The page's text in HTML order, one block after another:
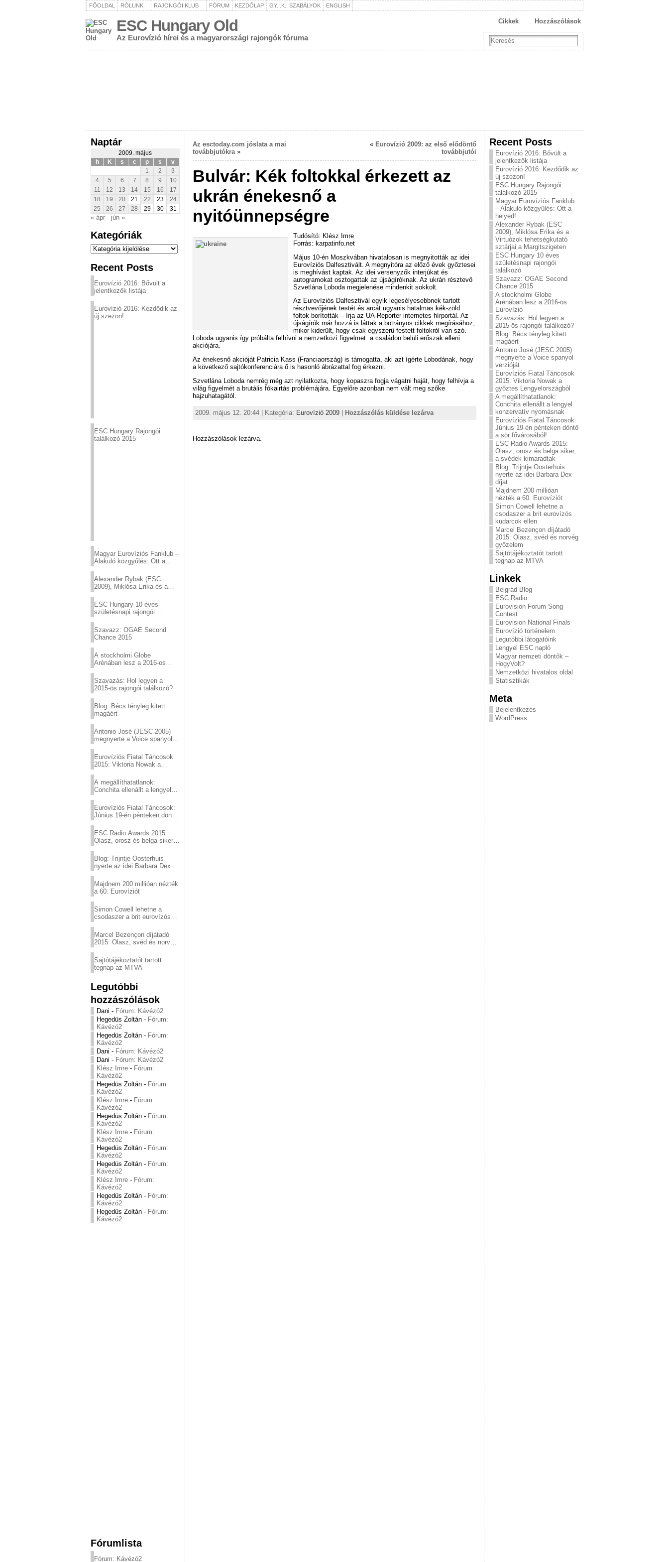
FŐOLDAL RÓLUNK RAJONGÓI KLUB FÓRUM KEZDŐLAP GY.I.K., SZABÁLYOK ENGLISH
ESC Hungary Old
Az Eurovízió hírei és a magyarországi rajongók fóruma
Hozzászólások
Cikkek
Naptár
2009. május
h
K s c p s
v
1
2
3
4
5 6 7 8 9
10
11
12 13 14 15 16
17
18
19 20 21 22 23
24
25
26 27 28 29 30 31
« ápr jún »
Kategóriák
Kategóriák
Recent Posts
Eurovízió 2016: Bővült a
jelentkezők listája
Eurovízió 2016: Kezdődik az
új szezon!
ESC Hungary Rajongói
találkozó 2015
Magyar Eurovíziós Fanklub –
Alakuló közgyűlés: Ott a
Alexander Rybak (ESC
2009), Miklósa Erika és a
sztárjai a Margitszigeten
ESC Hungary 10 éves
születésnapi rajongói
Szavazz: OGAE Second
Chance 2015
A stockholmi Globe
Arénában lesz a 2016-os
Szavazás: Hol legyen a
2015-ös rajongói találkozó?
Blog: Bécs tényleg kitett
magáért
Antonio José (JESC 2005)
megnyerte a Voice spanyol
Eurovíziós Fiatal Táncosok
2015: Viktoria Nowak a
A megállíthatatlanok:
Conchita ellenállt a lengyel
Eurovíziós Fiatal Táncosok:
Június 19-én pénteken döntő
ESC Radio Awards 2015:
Olasz, orosz és belga siker,
Blog: Trijntje Oosterhuis
nyerte az idei Barbara Dex
Majdnem 200 millióan nézték
a 60. Eurovíziót
Simon Cowell lehetne a
csodaszer a brit eurovízós
Marcel Bezençon díjátadó
2015: Olasz, svéd és norvég
Sajtótájékoztatót tartott
tegnap az MTVA
Legutóbbi
hozzászólások
Dani - Fórum: Kávézó2
Hegedüs Zoltán - Fórum:
Kávézó2
Hegedüs Zoltán - Fórum:
Kávézó2
Dani - Fórum: Kávézó2
Dani - Fórum: Kávézó2
Klész Imre - Fórum:
Kávézó2
Hegedüs Zoltán - Fórum:
Kávézó2
Klész Imre - Fórum:
Kávézó2
Hegedüs Zoltán - Fórum:
Kávézó2
Klész Imre - Fórum:
Kávézó2
Hegedüs Zoltán - Fórum:
Kávézó2
Hegedüs Zoltán - Fórum:
Kávézó2
Klész Imre - Fórum:
Kávézó2
Hegedüs Zoltán - Fórum:
Kávézó2
Hegedüs Zoltán - Fórum:
Kávézó2
Fórumlista
Fórum: Kávézó2
Az esctoday.com jóslata a mai
továbbjutókra»
« Eurovízió 2009: az első elődöntő
továbbjutói
Bulvár: Kék foltokkal érkezett az
ukrán énekesnő a
nyitóünnepségre
Tudósító: Klész Imre
Forrás: karpatinfo.net
Május 10-én Moszkvában hivatalosan is megnyitották az idei
Eurovíziós Dalfesztivált. A megnyitóra az előző évek győztesei
is meghívást kaptak. Az idei versenyzők interjúkat és
autogramokat osztogattak az újságíróknak. Az ukrán résztevő
Szvetlána Loboda megjelenése mindenkit sokkolt.
Az Eurovíziós Dalfesztivál egyik legesélyesebbnek tartott
résztvevőjének testét és arcát ugyanis hatalmas kék-zöld
foltok borították – írja az UA-Reporter internetes hírportál. Az
újságírók már hozzá is láttak a botrányos cikkek megírásához,
mikor kiderült, hogy csak egyszerű festett foltokról van szó.
Loboda ugyanis így próbálta felhívni a nemzetközi figyelmet a családon belüli erőszak elleni
akciójára.
Az énekesnő akcióját Patricia Kass (Franciaország) is támogatta, aki azt ígérte Lobodának, hogy
a következő sajtókonferenciára ő is hasonló ábrázattal fog érkezni.
Szvetlána Loboda nemrég még azt nyilatkozta, hogy kopaszra fogja vágatni haját, hogy felhívja a
világ figyelmét a brutális fókairtás problémájára. Egyelőre azonban nem vált meg szőke
hajzuhatagától.
2009. május 12. 20:44 | Kategória: Eurovízió 2009 Hozzászólás küldése lezárva
Hozzászólások lezárva.
Recent Posts
Eurovízió 2016: Bővült a
jelentkezők listája
Eurovízió 2016: Kezdődik az
új szezon!
ESC Hungary Rajongói
találkozó 2015
Magyar Eurovíziós Fanklub
– Alakuló közgyűlés: Ott a
helyed!
Alexander Rybak (ESC
2009), Miklósa Erika és a
Virtuózok tehetségkutató
sztárjai a Margitszigeten
ESC Hungary 10 éves
születésnapi rajongói
találkozó
Szavazz: OGAE Second
Chance 2015
A stockholmi Globe
Arénában lesz a 2016-os
Eurovízió
Szavazás: Hol legyen a
2015-ös rajongói találkozó?
Blog: Bécs tényleg kitett
magáért
Antonio José (JESC 2005)
megnyerte a Voice spanyol
verzióját
Eurovíziós Fiatal Táncosok
2015: Viktoria Nowak a
győztes Lengyelországból
A megállíthatatlanok:
Conchita ellenállt a lengyel
konzervatív nyomásnak
Eurovíziós Fiatal Táncosok:
Június 19-én pénteken döntő
a sör fővárosából!
ESC Radio Awards 2015:
Olasz, orosz és belga siker,
a svédek kimaradtak
Blog: Trijntje Oosterhuis
nyerte az idei Barbara Dex
díjat
Majdnem 200 millióan
nézték a 60. Eurovíziót
Simon Cowell lehetne a
csodaszer a brit eurovízós
kudarcok ellen
Marcel Bezençon díjátadó
2015: Olasz, svéd és norvég
győzelem
Sajtótájékoztatót tartott
tegnap az MTVA
Linkek
Belgrád Blog
ESC Radio
Eurovision Forum Song
Contest
Eurovision National Finals
Eurovízió történelem
Legutóbbi látogatóink
Lengyel ESC napló
Magyar nemzeti döntők –
HogyVolt?
Nemzetközi hivatalos oldal
Statisztikák
Meta
Bejelentkezés
WordPress